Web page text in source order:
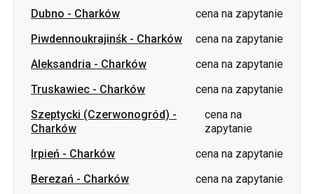
Dubno - Charków
cena na zapytanie
Piwdennoukrajinśk- Charków
cena na zapytanie
Aleksandria - Charków
cena na zapytanie
Truskawiec - Charków
cena na zapytanie
Szeptycki (Czerwonogród) -
Charków
cena na
zapytanie
Irpień - Charków
cena na zapytanie
Berezań - Charków
cena na zapytanie